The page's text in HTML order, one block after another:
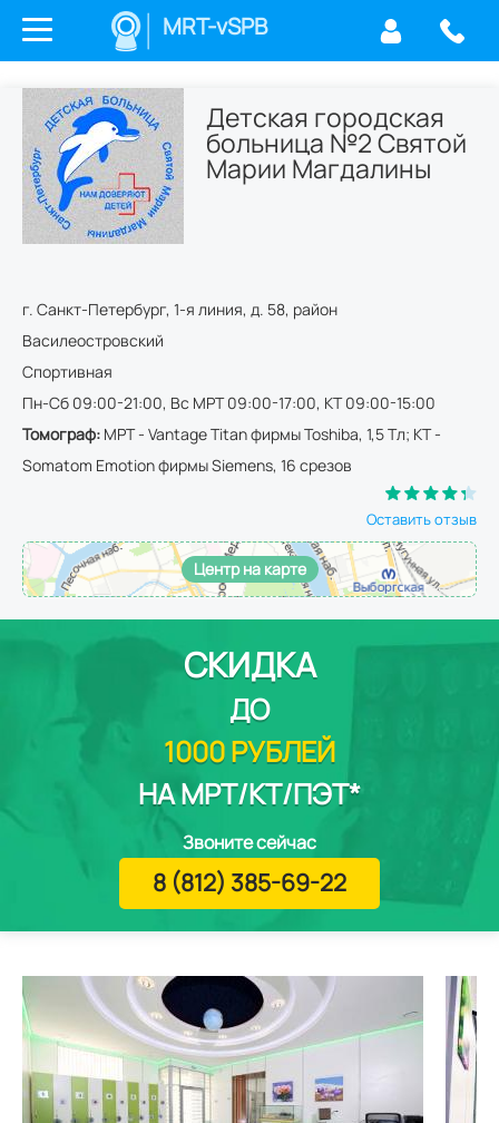
MRT-vSPB
СКИДКА
ДО
1000 РУБЛЕЙ
НА МРТ/КТ/ПЭТ*
Звоните сейчас
8 (812) 385-69-22
Детская городская
больница №2 Святой
Марии Магдалины
г. Санкт-Петербург, 1-я линия, д. 58, район
Василеостровский
Спортивная
Пн-Сб 09:00-21:00, Вс МРТ 09:00-17:00, КТ 09:00-15:00
Томограф: МРТ - Vantage Titan фирмы Toshiba, 1,5 Tл; КТ -
Somatom Emotion фирмы Siemens, 16 срезов
Оставить отзыв
Центр на карте